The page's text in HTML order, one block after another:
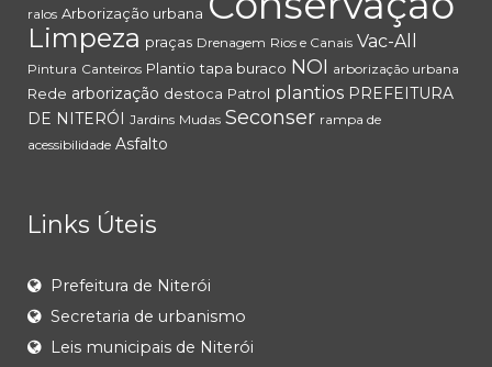
ralos Arborização urbana
Limpeza praças Drenagem Rios e Canais Vac-All
Pintura Canteiros Plantio tapa buraco NOI arborização urbana
Rede arborização destoca Patrol plantios PREFEITURA
DE NITERÓI
Jardins Mudas Seconser rampa de
acessibilidade Asfalto
Links Úteis
Prefeitura de Niterói
Secretaria de urbanismo
Leis municipais de Niterói